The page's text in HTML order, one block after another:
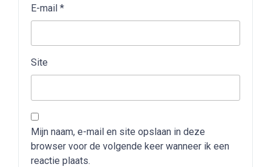
E-mail *
Site
Mijn naam, e-mail en site opslaan in deze
browser voor de volgende keer wanneer ik een
reactie plaats.